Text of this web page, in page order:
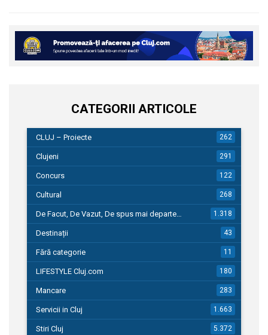
CATEGORII ARTICOLE
CLUJ – Proiecte 262
Clujeni 291
Concurs 122
Cultural 268
De Facut, De Vazut, De spus mai departe… 1.318
Destinații 43
Fără categorie 11
LIFESTYLE Cluj.com 180
Mancare 283
Servicii in Cluj 1.663
Stiri Cluj 5.372